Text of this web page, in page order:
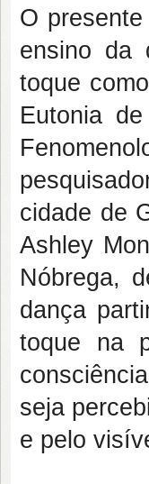
O
ensino da
toque
Eutonia
cidade de
Ashley
Nóbrega,
dança
toque na
seja
e pelo